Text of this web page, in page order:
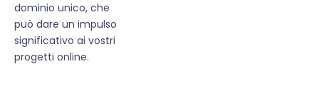
dominio unico, che
può dare un impulso
significativo ai vostri
progetti online.